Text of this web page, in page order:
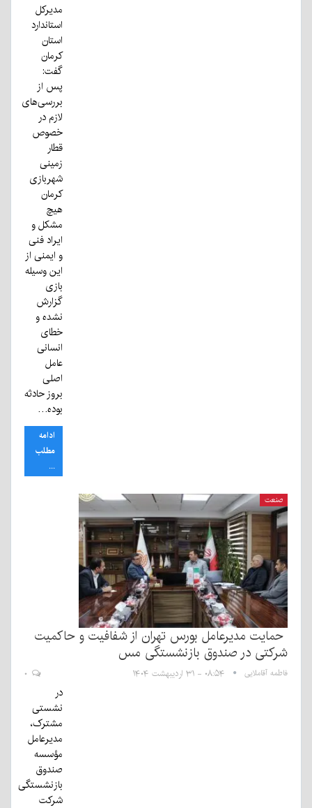
مدیرکل
استاندارد
استان
کرمان
گفت:
پس از
بررسی‌های
لازم در
خصوص
قطار
زمینی
شهربازی
کرمان
هیچ
مشکل و
ایراد فنی
و ایمنی از
این وسیله
بازی
گزارش
نشده و
خطای
انسانی
عامل
اصلی
بروز حادثه
بوده…
ادامه
مطلب
...
صنعت
حمایت مدیرعامل بورس تهران از شفافیت و حاکمیت
شرکتی در صندوق بازنشستگی مس
فاطمه آقاملایی ۰۸:۵۴ - ۳۱ اردیبهشت ۱۴۰۴
در
نشستی
مشترک،
مدیرعامل
مؤسسه
صندوق
بازنشستگی
شرکت